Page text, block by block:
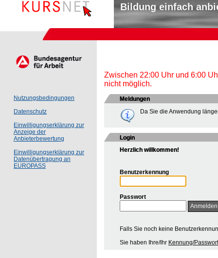
Bildung einfach
Nutzungsbedingungen
Datenschutz
Einwilligungserklärung zur
Anzeige der
Anbieterbewertung
Einwilligungserklärung zur
Datenübertragung an
EUROPASS
Zwischen 22:00 Uhr und 6:00
nicht möglich.
Meldungen
Da Sie die Anwendung
Login
Herzlich willkommen!
Benutzerkennung
Passwort
Falls Sie noch keine
Sie haben Ihre/Ihr Kennung/